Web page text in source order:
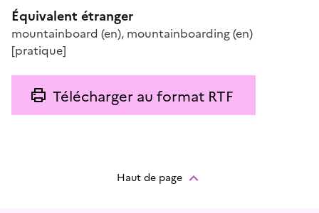
Équivalent étranger
mountainboard (en), mountainboarding(en)
[pratique]
Télécharger au format RTF
Haut de page